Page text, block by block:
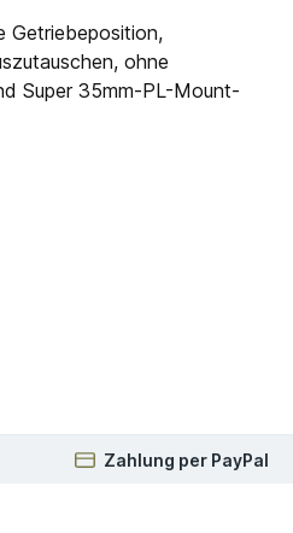
Getriebeposition,
ohne
Super 35mm-PL-Mount-
Zahlung per PayPal